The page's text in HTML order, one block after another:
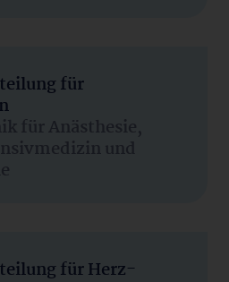
für
für Anästhesie,
und
für Herz-